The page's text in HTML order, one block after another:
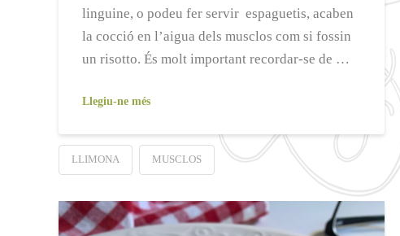
linguine, o podeu fer servir espaguetis, acaben
la cocció en l’aigua dels musclos com si fossin
un risotto. És molt important recordar-se de …
Llegiu-ne més
LLIMONA MUSCLOS